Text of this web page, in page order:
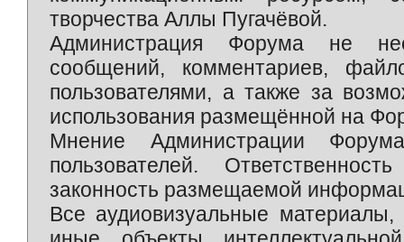
творчества Аллы Пугачёвой.
Администрация Форума не
сообщений, комментариев,
пользователями, а также за
использования размещённой на
Мнение Администрации
пользователей.
законность размещаемой
Все аудиовизуальные